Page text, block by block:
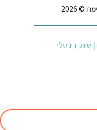
© 2026
דיגיטלי